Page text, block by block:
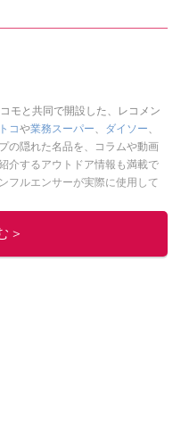
モと共同で開設した、レコメン
コや業務スーパー、 ダイソー、
の隠れた名品を、コラムや動画
介するアウトドア情報も満載で
フルエンサーが実際に使用して
＞